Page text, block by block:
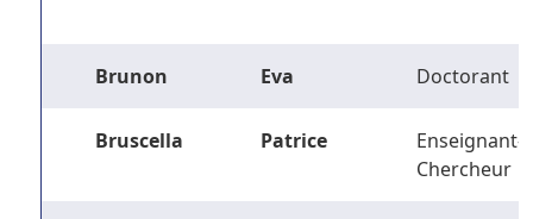
Brunon Eva Doctorant
Bruscella Patrice
Enseignant-
Chercheur